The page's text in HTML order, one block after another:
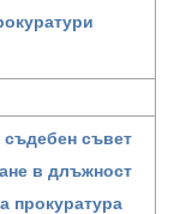
съдебен съвет
в длъжност
прокуратура